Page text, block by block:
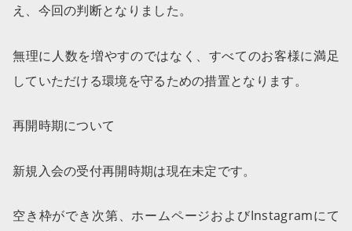
え、今回の判断となりました。
無理に人数を増やすのではなく、すべてのお客様に満足
していただける環境を守るための措置となります。
再開時期について
新規入会の受付再開時期は現在未定です。
空き枠ができ次第、ホームページおよびInstagramにて